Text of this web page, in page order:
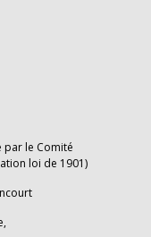
par le Comité
loi de 1901)